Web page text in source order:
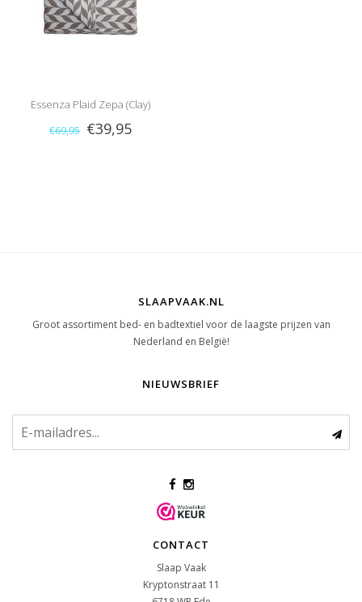
Essenza Plaid Zepa (Clay)
€69,95 €39,95
SLAAPVAAK.NL
Groot assortiment bed- en badtextiel voor de laagste prijzen van
Nederland en België!
NIEUWSBRIEF
CONTACT
Slaap Vaak
Kryptonstraat 11